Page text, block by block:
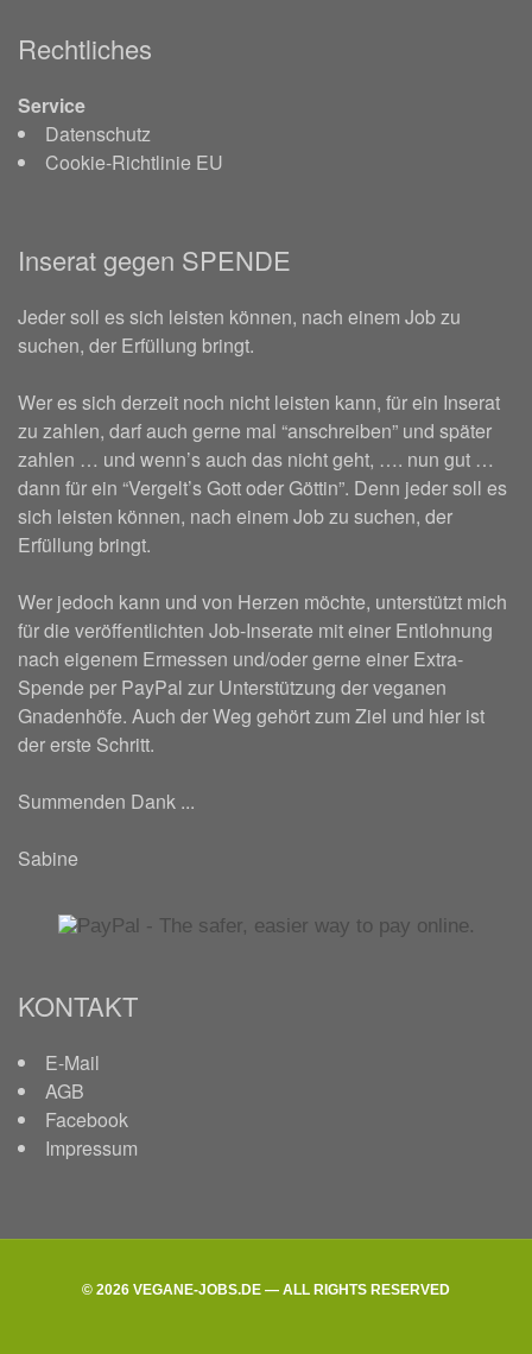
Rechtliches
Service
Datenschutz
Cookie-Richtlinie EU
Inserat gegen SPENDE
Jeder soll es sich leisten können, nach einem Job zu
suchen, der Erfüllung bringt.
Wer es sich derzeit noch nicht leisten kann, für ein Inserat
zu zahlen, darf auch gerne mal “anschreiben” und später
zahlen … und wenn’s auch das nicht geht, …. nun gut …
dann für ein “Vergelt’s Gott oder Göttin”. Denn jeder soll es
sich leisten können, nach einem Job zu suchen, der
Erfüllung bringt.
Wer jedoch kann und von Herzen möchte, unterstützt mich
für die veröffentlichten Job-Inserate mit einer Entlohnung
nach eigenem Ermessen und/oder gerne einer Extra-
Spende per PayPal zur Unterstützung der veganen
Gnadenhöfe. Auch der Weg gehört zum Ziel und hier ist
der erste Schritt.
Summenden Dank ...
Sabine
KONTAKT
E-Mail
AGB
Facebook
Impressum
© 2026 VEGANE-JOBS.DE — ALL RIGHTS RESERVED